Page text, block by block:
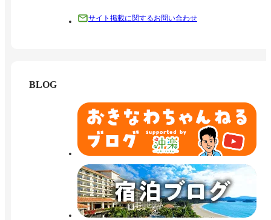
サイト掲載に関するお問い合わせ
BLOG